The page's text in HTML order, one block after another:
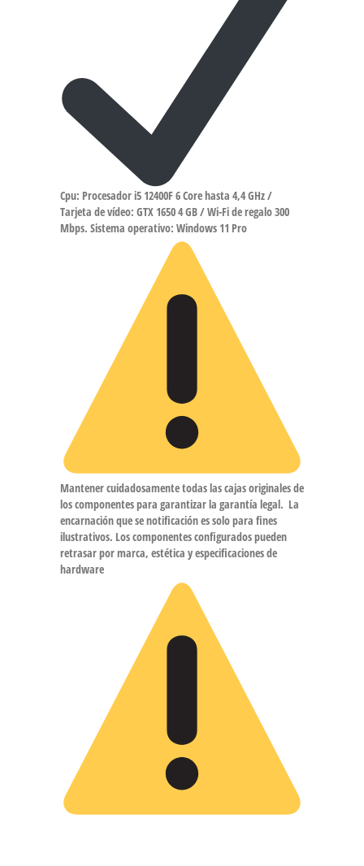
Cpu: Procesador i5 12400F 6 Core hasta 4,4 GHz /
Tarjeta de vídeo: GTX 1650 4 GB / Wi-Fi de regalo 300
Mbps. Sistema operativo: Windows 11 Pro
Mantener cuidadosamente todas las cajas originales de
los componentes para garantizar la garantía legal. La
encarnación que se notificación es solo para fines
ilustrativos. Los componentes configurados pueden
retrasar por marca, estética y especificaciones de
hardware